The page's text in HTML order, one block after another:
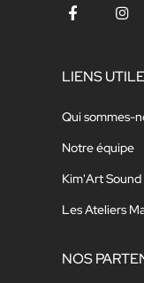
LIENS
Qui sommes-
Notre équipe
Kim'Art Sound
Les Ateliers
NOS